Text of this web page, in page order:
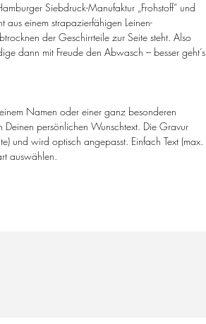
Siebdruck-Manufaktur „Frohstoff“ und
einem strapazierfähigen Leinen-
der Geschirrteile zur Seite steht. Also
dann mit Freude den Abwasch – besser geht’s
Namen oder einer ganz besonderen
persönlichen Wunschtext. Die Gravur
und wird optisch angepasst. Einfach Text (max.
auswählen.